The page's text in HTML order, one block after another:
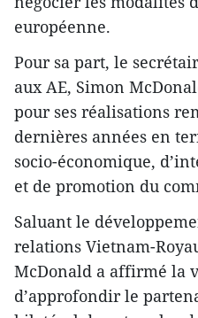
européenne.
Pour sa part, le
aux AE, Simon
pour ses réalisations
dernières années en
socio-économique,
et de promotion du
Saluant le
relations Vietnam-
McDonald a affirmé la
d’approfondir le